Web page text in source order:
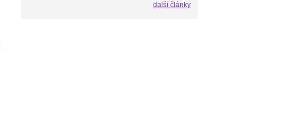
další články